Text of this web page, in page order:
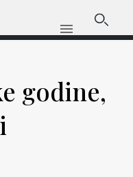
godine,